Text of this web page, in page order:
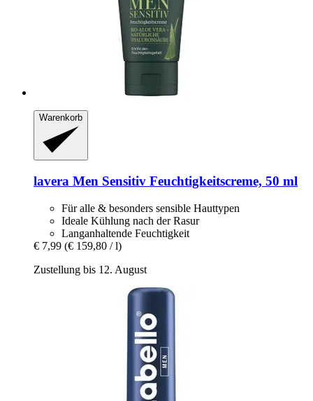
Warenkorb
lavera Men Sensitiv Feuchtigkeitscreme, 50 ml
Für alle & besonders sensible Hauttypen
Ideale Kühlung nach der Rasur
Langanhaltende Feuchtigkeit
€ 7,99 (€ 159,80 / l)
Zustellung bis 12. August